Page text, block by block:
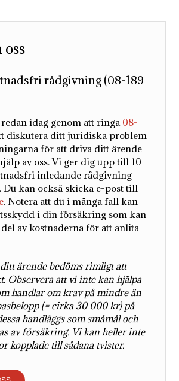
rådgivning (08-189
idag genom att ringa 08-
diskutera ditt juridiska problem
för att driva ditt ärende
av oss. Vi ger dig upp till 10
inledande rådgivning
. Du kan också skicka e-post till
. Notera att du i många fall kan
i din försäkring som kan
av kostnaderna för att anlita
ärende bedöms rimligt att
Observera att vi inte kan hjälpa
handlar om krav på mindre än
(= cirka 30 000 kr) på
handläggs som småmål och
av försäkring. Vi kan heller inte
kopplade till sådana tvister.